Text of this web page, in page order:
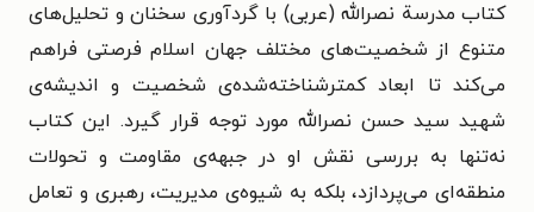
کتاب مدرسة نصرالله (عربی) با گردآوری سخنان و تحلیل‌های
متنوع از شخصیت‌های مختلف جهان اسلام فرصتی فراهم
می‌کند تا ابعاد کمترشناخته‌شده‌ی شخصیت و اندیشه‌ی
شهید سید حسن نصرالله مورد توجه قرار گیرد. این کتاب
نه‌تنها به بررسی نقش او در جبهه‌ی مقاومت و تحولات
منطقه‌ای می‌پردازد، بلکه به شیوه‌ی مدیریت، رهبری و تعامل